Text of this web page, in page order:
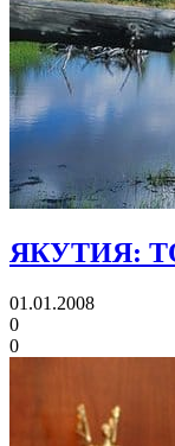
ЯКУТИЯ:
01.01.2008
0
0